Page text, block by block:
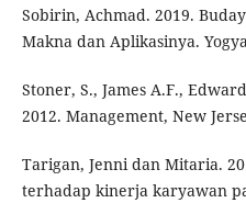
Sobirin, Achmad. 2019.
Makna dan Aplikasinya.
Stoner, S., James A.F.,
2012. Management, New
Tarigan, Jenni dan Mitaria.
terhadap kinerja karyawan